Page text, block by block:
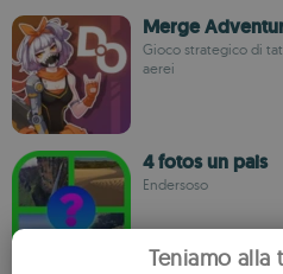
Merge
Gioco strategico di
aerei
4 fotos un pais
Endersoso
Teniamo alla